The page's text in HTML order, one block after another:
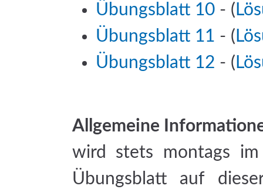
Übungsblatt 10- (
Übungsblatt 11 - (
Übungsblatt 12 - (
Allgemeine
wird stets montags
Übungsblatt auf